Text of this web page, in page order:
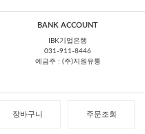
BANK ACCOUNT
IBK기업은행
031-911-8446
예금주 : (주)지원유통
장바구니 주문조회